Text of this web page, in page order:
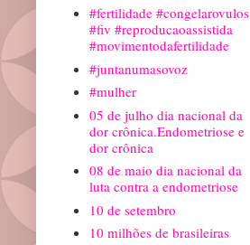
#fertilidade #congelarovulos
#fiv #reproducaoassistida
#movimentodafertilidade
#juntanumasovoz
#mulher
05 de julho dia nacional da
dor crônica.Endometriose e
dor crônica
08 de maio dia nacional da
luta contra a endometriose
10 de setembro
10 milhões de brasileiras